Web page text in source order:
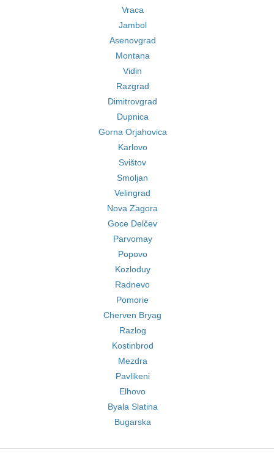
Vraca
Jambol
Asenovgrad
Montana
Vidin
Razgrad
Dimitrovgrad
Dupnica
Gorna Orjahovica
Karlovo
Svištov
Smoljan
Velingrad
Nova Zagora
Goce Delčev
Parvomay
Popovo
Kozloduy
Radnevo
Pomorie
Cherven Bryag
Razlog
Kostinbrod
Mezdra
Pavlikeni
Elhovo
Byala Slatina
Bugarska